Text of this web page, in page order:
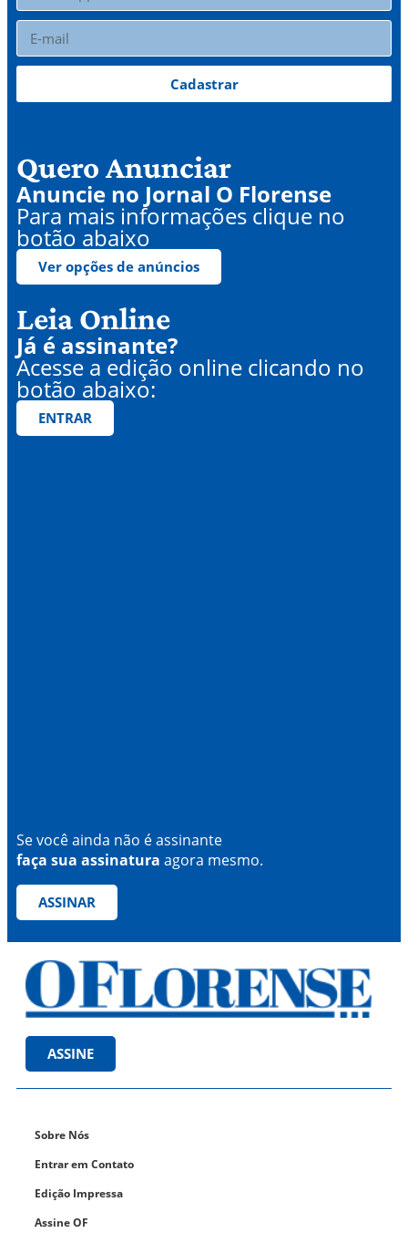
Cadastrar
Quero Anunciar
Anuncie no Jornal O Florense
Para mais informações clique no
botão abaixo
Ver opções de anúncios
Leia Online
Já é assinante?
Acesse a edição online clicando no
botão abaixo:
ENTRAR
Se você ainda não é assinante
faça sua assinatura agora mesmo.
ASSINAR
ASSINE
Sobre Nós
Entrar em Contato
Edição Impressa
Assine OF